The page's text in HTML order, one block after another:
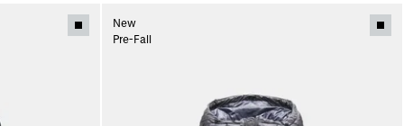
New
Pre-Fall